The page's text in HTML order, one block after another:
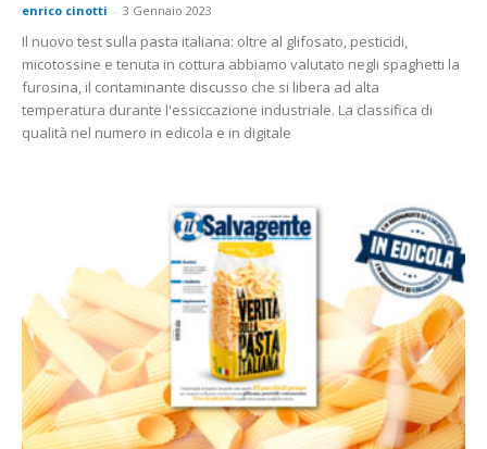
enrico cinotti - 3 Gennaio 2023
Il nuovo test sulla pasta italiana: oltre al glifosato, pesticidi,
micotossine e tenuta in cottura abbiamo valutato negli spaghetti la
furosina, il contaminante discusso che si libera ad alta
temperatura durante l'essiccazione industriale. La classifica di
qualità nel numero in edicola e in digitale